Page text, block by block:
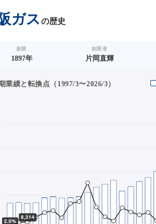
ガス の歴史
創業
1897年
創業者
片岡直輝
業績と転換点（1997/3〜2026/3）